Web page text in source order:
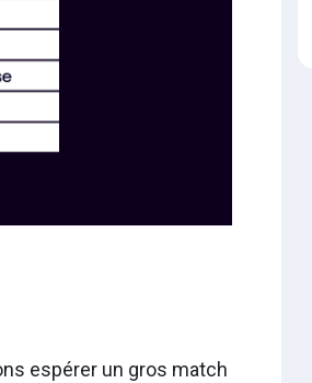
espérer un gros match